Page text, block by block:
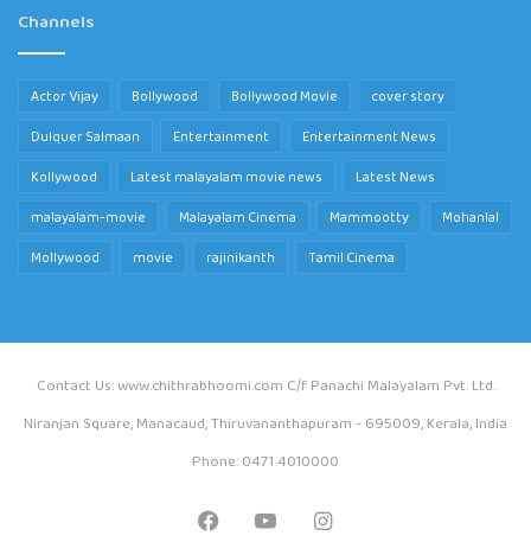
Channels
Actor Vijay Bollywood Bollywood Movie
cover story
Dulquer Salmaan
Entertainment
Entertainment News
Kollywood
Latest malayalam movie news
Latest News
malayalam-movie
Malayalam Cinema Mammootty
Mohanlal
Mollywood
movie rajinikanth Tamil Cinema
Contact Us: www.chithrabhoomi.com C/f Panachi Malayalam Pvt. Ltd.
Niranjan Square, Manacaud, Thiruvananthapuram - 695009, Kerala, India
Phone: 0471 4010000
FacebookYouTubeInstagram